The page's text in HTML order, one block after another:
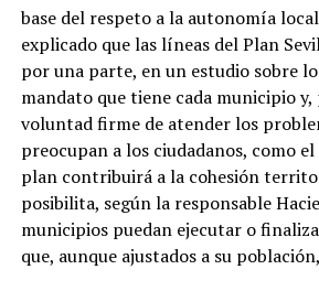
base del respeto a la autonomía
explicado que las líneas del Plan
por una parte, en un estudio sobre
mandato que tiene cada municipio
voluntad firme de atender los
preocupan a los ciudadanos, como el
plan contribuirá a la cohesión
posibilita, según la responsable
municipios puedan ejecutar o
que, aunque ajustados a su